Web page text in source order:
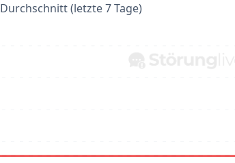
Durchschnitt (letzte 7 Tage)